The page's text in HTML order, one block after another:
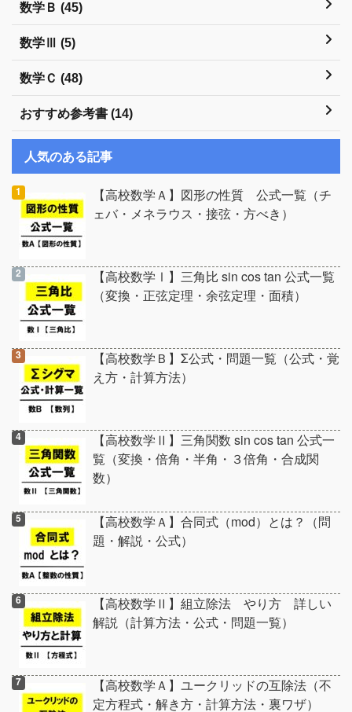
数学Ｂ (45)
数学Ⅲ (5)
数学Ｃ (48)
おすすめ参考書 (14)
人気のある記事
【高校数学Ａ】図形の性質 公式一覧（チ
ェバ・メネラウス・接弦・方べき）
【高校数学Ⅰ】三角比 sin cos tan 公式一覧
（変換・正弦定理・余弦定理・面積）
【高校数学Ｂ】Σ公式・問題一覧（公式・覚
え方・計算方法）
【高校数学Ⅱ】三角関数 sin cos tan 公式一
覧（変換・倍角・半角・３倍角・合成関
数）
【高校数学Ａ】合同式（mod）とは？（問
題・解説・公式）
【高校数学Ⅱ】組立除法 やり方 詳しい
解説（計算方法・公式・問題一覧）
【高校数学Ａ】ユークリッドの互除法（不
定方程式・解き方・計算方法・裏ワザ）